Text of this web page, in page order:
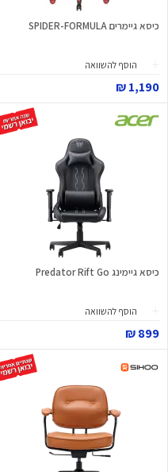
כיסא גיימרים SPIDER-FORMULA
הוסף להשוואה
1,190 ₪
כיסא גיימינג Predator Rift Go
הוסף להשוואה
899 ₪